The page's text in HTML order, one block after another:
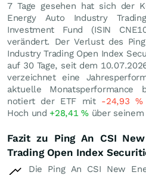
7 Tage gesehen hat sich der
Energy Auto Industry
Investment Fund (ISIN
verändert. Der Verlust des
Industry Trading Open Index
auf 30 Tage, seit dem
verzeichnet eine
aktuelle Monatsperformance
notiert der ETF mit -24,93 %
Hoch und +28,41%über seinem
Fazit zu Ping An CSI
Trading Open Index
Die Ping An CSI New